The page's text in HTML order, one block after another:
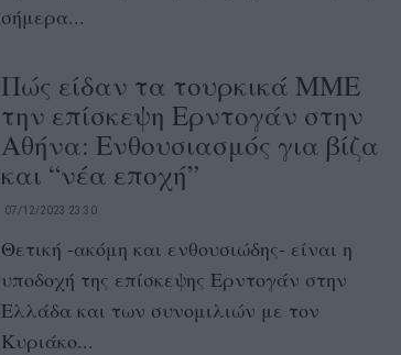
σήμερα...
Πώς είδαν τα τουρκικά ΜΜΕ
την επίσκεψη Ερντογάν στην
Αθήνα: Ενθουσιασμός για βίζα
και “νέα εποχή”
07/12/2023 23:30
Θετική -ακόμη και ενθουσιώδης- είναι η
υποδοχή της επίσκεψης Ερντογάν στην
Ελλάδα και των συνομιλιών με τον
Κυριάκο...